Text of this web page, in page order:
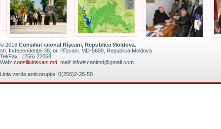
© 2016 Consiliul raional Rîșcani, Republica Moldova
str. Independenţei 38, or. Rîșcani, MD-5600, Republica Moldova
Tel/Fax.: (256) 22058;
Web: consiliulriscani.md , mail: inforiscanimd@gmail.com
Linia verde anticorupție: 0(256)2-28-50